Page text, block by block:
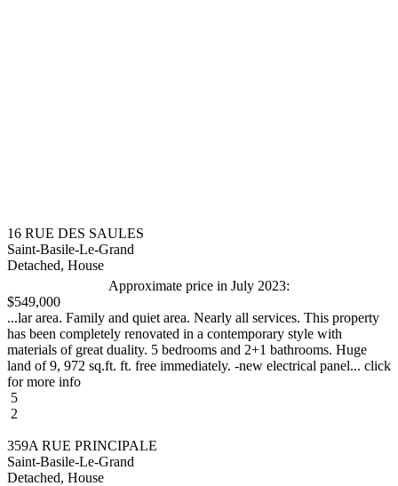
16 RUE DES SAULES
Saint-Basile-Le-Grand
Detached, House
Approximate price in July 2023:
$549,000
...lar area. Family and quiet area. Nearly all services. This property
has been completely renovated in a contemporary style with
materials of great duality. 5 bedrooms and 2+1 bathrooms. Huge
land of 9, 972 sq.ft. ft. free immediately. -new electrical panel... click
for more info
5
2
359A RUE PRINCIPALE
Saint-Basile-Le-Grand
Detached, House